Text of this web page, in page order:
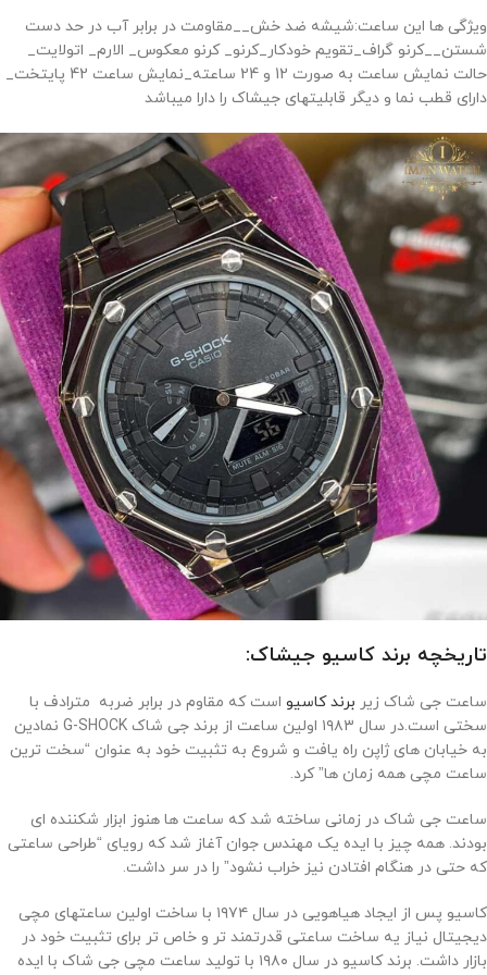
ویژگی ها این ساعت:شیشه ضد خش__مقاومت در برابر آب در حد دست
شستن__کرنو گراف_تقویم خودکار_کرنو_ کرنو معکوس_ الارم_ اتولایت_
حالت نمایش ساعت به صورت 12 و 24 ساعته_نمایش ساعت 42 پایتخت_
دارای قطب نما و دیگر قابلیتهای جیشاک را دارا میباشد
تاریخچه برند کاسیو جیشاک:
ساعت جی شاک زیر برند کاسیو است که مقاوم در برابر ضربه مترادف با
سختی است.در سال ۱۹۸۳ اولین ساعت از برند جی شاک G-SHOCK نمادین
به خیابان های ژاپن راه یافت و شروع به تثبیت خود به عنوان “سخت ترین
ساعت مچی همه زمان ها” کرد.
ساعت جی شاک در زمانی ساخته شد که ساعت ها هنوز ابزار شکننده ای
بودند. همه چیز با ایده یک مهندس جوان آغاز شد که رویای “طراحی ساعتی
که حتی در هنگام افتادن نیز خراب نشود” را در سر داشت.
کاسیو پس از ایجاد هیاهویی در سال ۱۹۷۴ با ساخت اولین ساعتهای مچی
دیجیتال نیاز یه ساخت ساعتی قدرتمند تر و خاص تر برای تثبیت خود در
بازار داشت. برند کاسیو در سال ۱۹۸۰ با تولید ساعت مچی جی شاک با ایده